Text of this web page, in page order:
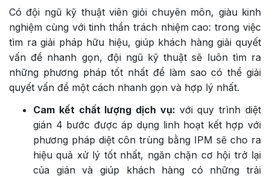
Có đội ngũ kỹ thuật viên giỏi chuyên môn, giàu kinh
nghiệm cùng với tinh thần trách nhiệm cao: trong việc
tìm ra giải pháp hữu hiệu, giúp khách hàng giải quyết
vấn đề nhanh gọn, đội ngũ kỹ thuật sẽ luôn tìm ra
những phương pháp tốt nhất để làm sao có thể giải
quyết vấn đề một cách nhanh gọn và hợp lý nhất.
Cam kết chất lượng dịch vụ: với quy trình diệt
gián 4 bước được áp dụng linh hoạt kết hợp với
phương pháp diệt côn trùng bằng IPM sẽ cho ra
hiệu quả xử lý tốt nhất, ngăn chặn cơ hội trở lại
của gián và giúp khách hàng có những trải